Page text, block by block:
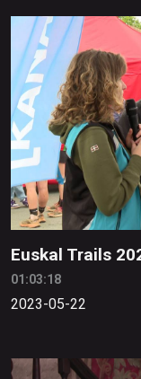
Euskal Trails
01:03:18
2023-05-22